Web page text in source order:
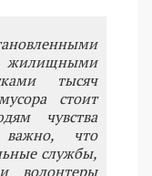
жилищными
тысяч
стоит
чувства
важно, что
службы,
волонтеры